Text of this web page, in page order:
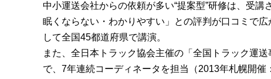
中小運送会社からの依頼が多い“提案型”研修は、受
眠くならない・わかりやすい」との評判が口コミで
して全国45都道府県で講演。
また、全日本トラック協会主催の「全国トラック運
で、7年連続コーディネータを担当（2013年札幌開